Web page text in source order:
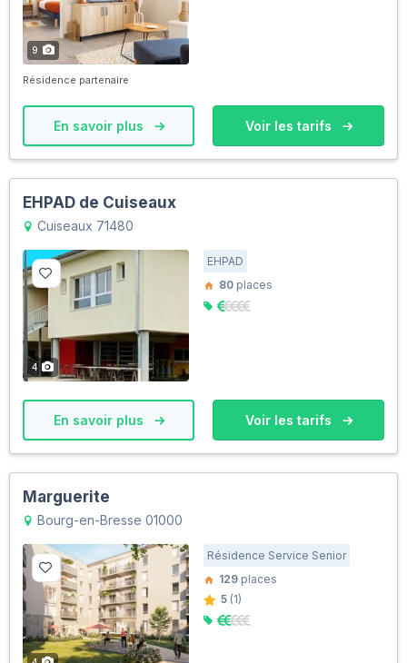
9
Résidence partenaire
En savoir plus Voir les tarifs
EHPAD de Cuiseaux
Cuiseaux 71480
4
EHPAD
80 places
En savoir plus Voir les tarifs
Marguerite
Bourg-en-Bresse 01000
Résidence Service Senior
129 places
5 (1)